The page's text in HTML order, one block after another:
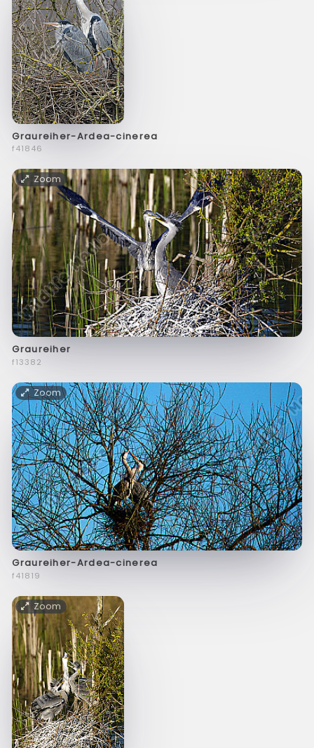
Graureiher-Ardea-cinerea
f41846
Zoom
Graureiher
f13382
Zoom
Graureiher-Ardea-cinerea
f41819
Zoom